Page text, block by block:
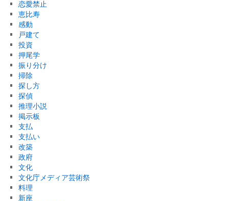
恋愛禁止
恵比寿
感動
戸建て
投資
押尾学
振り分け
掃除
探し方
探偵
推理小説
掲示板
支払
支払い
改築
政府
文化
文化庁メディア芸術祭
料理
新座